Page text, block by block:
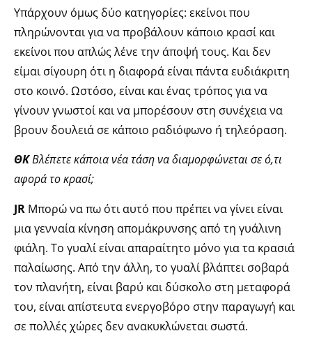
Yπάρχουν όμως δύο κατηγορίες: εκείνοι που
πληρώνονται για να προβάλουν κάποιο κρασί και
εκείνοι που απλώς λένε την άποψή τους. Και δεν
είμαι σίγουρη ότι η διαφορά είναι πάντα ευδιάκριτη
στο κοινό. Ωστόσο, είναι και ένας τρόπος για να
γίνουν γνωστοί και να μπορέσουν στη συνέχεια να
βρουν δουλειά σε κάποιo ραδιόφωνο ή τηλεόραση.
ΘΚΒλέπετε κάποια νέα τάση να διαμορφώνεται σε ό,τι
αφορά το κρασί;
JR Μπορώ να πω ότι αυτό που πρέπει να γίνει είναι
μια γενναία κίνηση απομάκρυνσης από τη γυάλινη
φιάλη. Το γυαλί είναι απαραίτητο μόνο για τα κρασιά
παλαίωσης. Από την άλλη, το γυαλί βλάπτει σοβαρά
τον πλανήτη, είναι βαρύ και δύσκολο στη μεταφορά
του, είναι απίστευτα ενεργοβόρο στην παραγωγή και
σε πολλές χώρες δεν ανακυκλώνεται σωστά.